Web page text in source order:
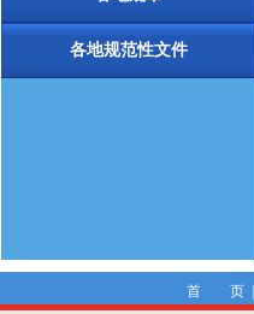
各地规范性文件
首 页|